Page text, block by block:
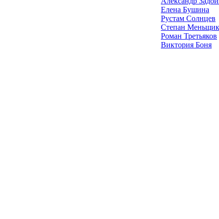
Елена Бушина
Рустам Солнцев
Степан
Роман Третьяков
Виктория Боня